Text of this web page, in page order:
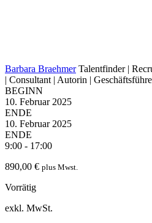
Barbara Braehmer Talentfinder |
| Consultant | Autorin |
BEGINN
10. Februar 2025
ENDE
10. Februar 2025
ENDE
9:00 - 17:00
890,00 € plus Mwst.
Vorrätig
exkl. MwSt.